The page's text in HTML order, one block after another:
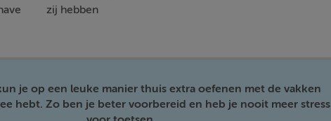
zij hebben
je op een leuke manier thuis extra oefenen met de vakken
hebt. Zo ben je beter voorbereid en heb je nooit meer stress